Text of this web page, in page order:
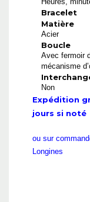
Bracelet
Matière
Acier
Boucle
Avec fermoir
mécanisme
Non
Expédition
jours si noté
ou sur
Longines